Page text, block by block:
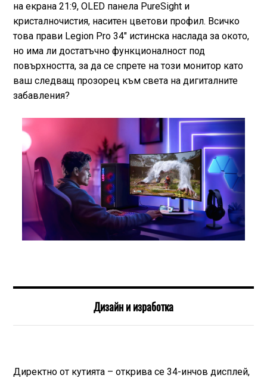
на екрана 21:9, OLED панела PureSight и
кристалночистия, наситен цветови профил. Всичко
това прави Legion Pro 34" истинска наслада за окото,
но има ли достатъчно функционалност под
повърхността, за да се спрете на този монитор като
ваш следващ прозорец към света на дигиталните
забавления?
Дизайн и изработка
Директно от кутията – открива се 34-инчов дисплей,